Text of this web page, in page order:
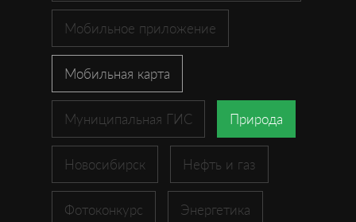
Мобильное приложение
Мобильная карта
Муниципальная ГИС Природа
Новосибирск Нефть и газ
Фотоконкурс Энергетика